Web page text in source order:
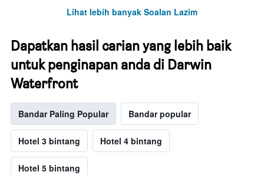
Lihat lebih banyak Soalan Lazim
Dapatkan hasil carian yang lebih baik
untuk penginapan anda di Darwin
Waterfront
Bandar Paling Popular Bandar popular
Hotel 3 bintang Hotel 4 bintang
Hotel 5 bintang